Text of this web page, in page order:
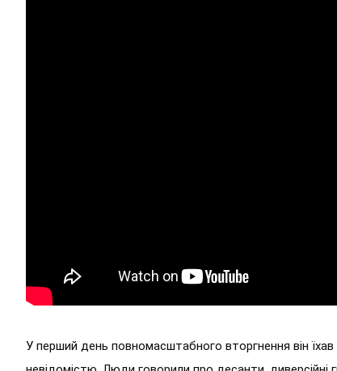
У перший день повномасштабного вторгнення він